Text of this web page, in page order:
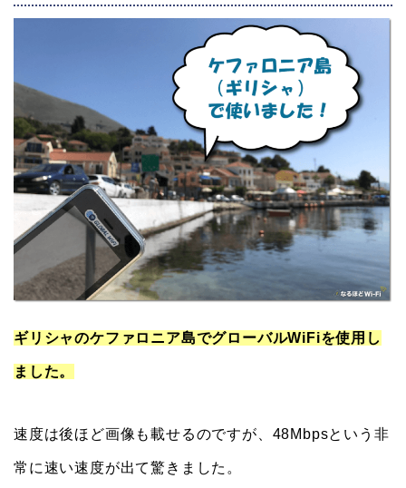
ギリシャのケファロニア島でグローバルWiFiを使用し
ました。
速度は後ほど画像も載せるのですが、48Mbpsという非
常に速い速度が出て驚きました。